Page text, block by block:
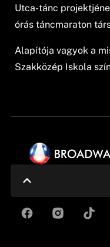
Utca-tánc
órás táncmaraton
Alapítója vagyok a
Szakközép Iskola